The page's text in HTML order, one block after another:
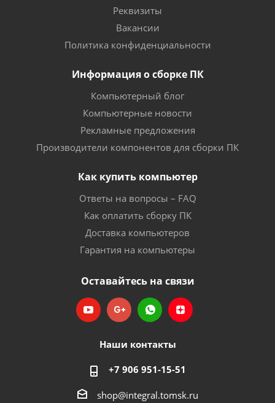
Реквизиты
Вакансии
Политика конфиденциальности
Информация о сборке ПК
Компьютерный блог
Компьютерные новости
Рекламные предложения
Производители компонентов для сборки ПК
Как купить компьютер
Ответы на вопросы – FAQ
Как оплатить сборку ПК
Доставка компьютеров
Гарантия на компьютеры
Оставайтесь на связи
Наши контакты
+7 906 951-15-51
shop@integral.tomsk.ru